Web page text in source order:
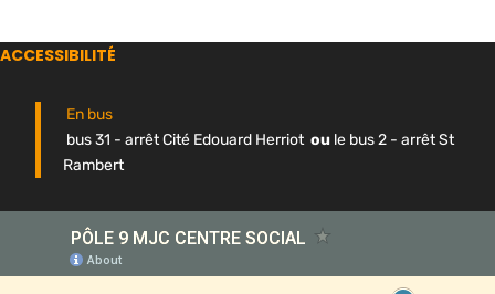
ACCESSIBILITÉ
En bus
bus 31 - arrêt Cité Edouard Herriot ou le bus 2 - arrêt St
Rambert